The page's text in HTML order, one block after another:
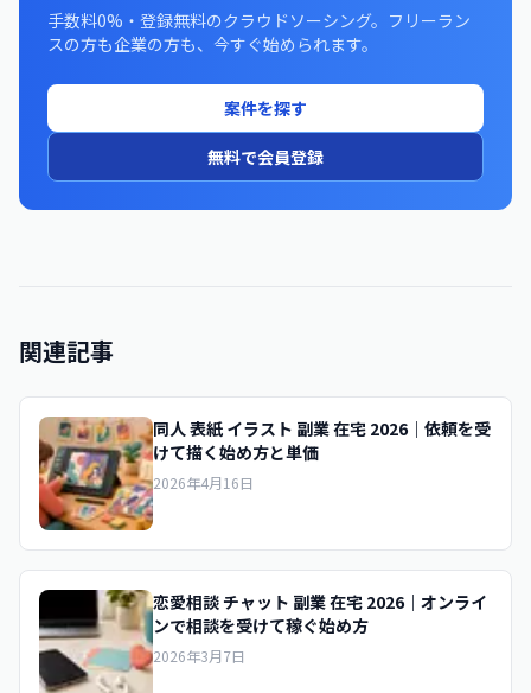
手数料0%・登録無料のクラウドソーシング。フリーラン
スの方も企業の方も、今すぐ始められます。
案件を探す
無料で会員登録
関連記事
同人 表紙 イラスト 副業 在宅 2026｜依頼を受
けて描く始め方と単価
2026年4月16日
恋愛相談 チャット 副業 在宅 2026｜オンライ
ンで相談を受けて稼ぐ始め方
2026年3月7日